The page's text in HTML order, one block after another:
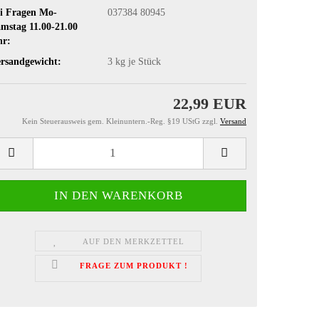
Fragen Mo-
11.00-21.00
037384 80945
3 kg je Stück
22,99 EUR
Kein Steuerausweis gem. Kleinuntern.-Reg. §19 UStG zzgl. Versand
AUF DEN MERKZETTEL
FRAGE ZUM PRODUKT !